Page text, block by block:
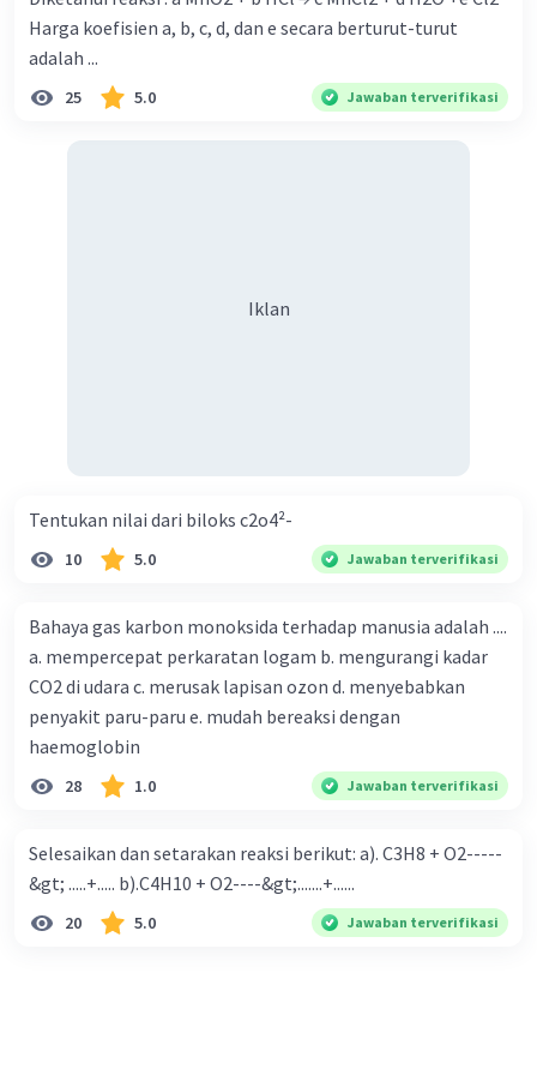
Harga koefisien a, b, c, d, dan e secara berturut-turut
adalah ...
25 5.0 Jawaban terverifikasi
Iklan
Tentukan nilai dari biloks c2o4²-
10 5.0 Jawaban terverifikasi
Bahaya gas karbon monoksida terhadap manusia adalah ....
a. mempercepat perkaratan logam b. mengurangi kadar
CO2 di udara c. merusak lapisan ozon d. menyebabkan
penyakit paru-paru e. mudah bereaksi dengan
haemoglobin
28 1.0 Jawaban terverifikasi
Selesaikan dan setarakan reaksi berikut: a). C3H8 + O2-----
&gt; .....+..... b).C4H10 + O2----&gt;.......+......
20 5.0 Jawaban terverifikasi